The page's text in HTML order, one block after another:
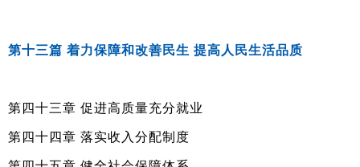
第十三篇 着力保障和改善民生 提高人民生活品质
第四十三章 促进高质量充分就业
第四十四章 落实收入分配制度